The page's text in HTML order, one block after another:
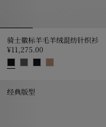
骑士徽标羊毛羊绒混纺针织衫
¥11,275.00
经典版型